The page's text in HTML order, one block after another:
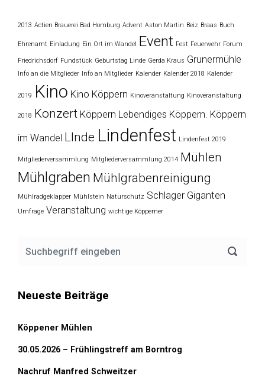
2013 Actien Brauerei Bad Homburg Advent Aston Martin Beiz Braas Buch
Ehrenamt Einladung Ein Ort im Wandel Event Fest Feuerwehr Forum
Friedrichsdorf Fundstück Geburtstag Linde Gerda Kraus Grunermühle
Info an die Mitglieder Info an Mitglieder Kalender Kalender 2018 Kalender
2019 Kino Kino Köppern Kinoveranstaltung Kinoveranstaltung
2018 Konzert Köppern Lebendiges Köppern. Köppern
im Wandel LInde Lindenfest Lindenfest 2019
Mitgliederversammlung Mitgliederversammlung 2014 Mühlen
Mühlgraben Mühlgrabenreinigung
Mühlradgeklapper Mühlstein Naturschutz Schlager Giganten
Umfrage Veranstaltung wichtige Köpperner
Neueste Beiträge
Köppener Mühlen
30.05.2026 – Frühlingstreff am Borntrog
Nachruf Manfred Schweitzer